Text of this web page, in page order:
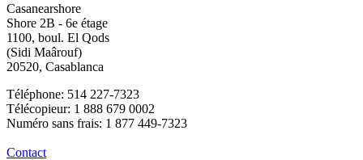
Casanearshore
Shore 2B - 6e étage
1100, boul. El Qods
(Sidi Maârouf)
20520, Casablanca
Téléphone: 514 227-7323
Télécopieur: 1 888 679 0002
Numéro sans frais: 1 877 449-7323
Contact